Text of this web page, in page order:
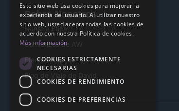
Sobre Nosotros
Nuestra Ética
Comienzos de AW
Efecto Fénix
Blog de Viaje de David
Este sitio web usa cookies para mejorar la
experiencia del usuario. Al utilizar nuestro
sitio web, usted acepta todas las cookies de
acuerdo con nuestra Política de cookies.
Más información
COOKIES ESTRICTAMENTE
NECESARIAS
COOKIES DE RENDIMIENTO
COOKIES DE PREFERENCIAS